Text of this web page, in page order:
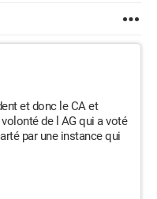
et donc le CA et
de l AG qui a voté
par une instance qui